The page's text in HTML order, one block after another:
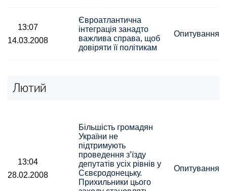
13:07
14.03.2008
Євроатлантична
інтеграція занадто
важлива справа, щоб
довіряти її політикам
Опитування
Лютий
13:04
28.02.2008
Більшість громадян
України не
підтримують
проведення з’їзду
депутатів усіх рівнів у
Сєвєродонецьку.
Прихильники цього
Опитування